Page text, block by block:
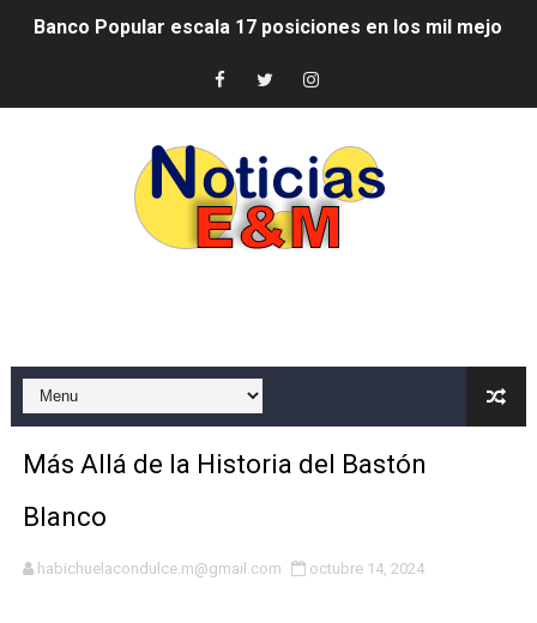
Banco Popular escala 17 posiciones en los mil
SNS y el SRSO actualizan Manual de Comunicación
DGPCF: 55 años sembrando desarrollo y
Operativo interagencial frena delitos ambientales y
MICM y CECCOM retienen 213,355 galones de
Bienes Nacionales recauda más de RD 57 millones en
Residentes en San Juan beneficiados con jornada
El magistrado Henry Molina decidió no seguir en la
Más Allá de la Historia del Bastón
Blanco
habichuelacondulce.m@gmail.com octubre 14, 2024